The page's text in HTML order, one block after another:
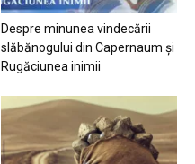
Despre minunea vindecării
slăbănogului din Capernaum și
Rugăciunea inimii